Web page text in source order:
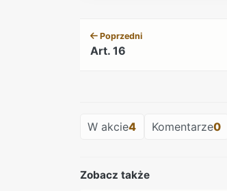
Poprzedni
Art. 16
W akcie4 Komentarze0
Zobacz także